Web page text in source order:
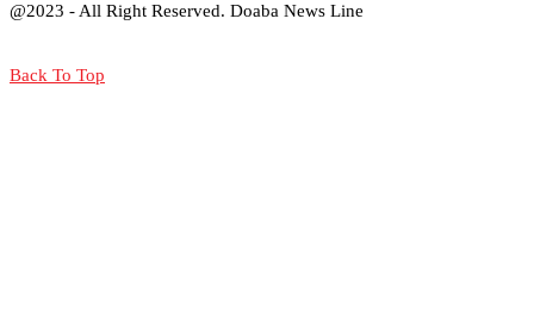
@2023 - All Right Reserved. Doaba News Line
Back To Top